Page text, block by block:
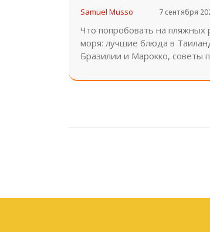
Samuel Musso 7 сентября
Что попробовать на пляжных
моря: лучшие блюда в
Бразилии и Марокко, советы
посещения. Аутентичная